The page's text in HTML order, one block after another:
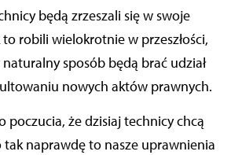
będą zrzeszali się w swoje
robili wielokrotnie w przeszłości,
sposób będą brać udział
nowych aktów prawnych.
poczucia, że dzisiaj technicy chcą
tak naprawdę to nasze uprawnienia